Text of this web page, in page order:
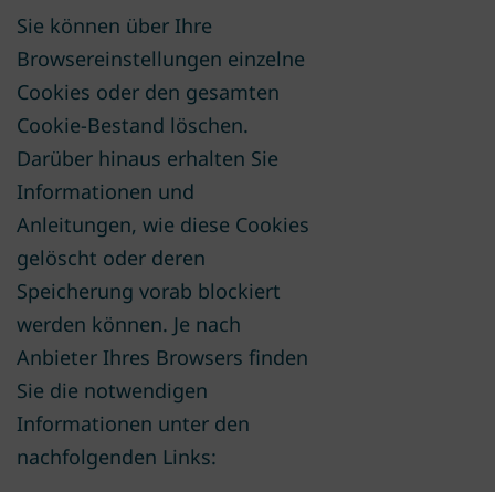
Sie können über Ihre
Browsereinstellungen einzelne
Cookies oder den gesamten
Cookie-Bestand löschen.
Darüber hinaus erhalten Sie
Informationen und
Anleitungen, wie diese Cookies
gelöscht oder deren
Speicherung vorab blockiert
werden können. Je nach
Anbieter Ihres Browsers finden
Sie die notwendigen
Informationen unter den
nachfolgenden Links: